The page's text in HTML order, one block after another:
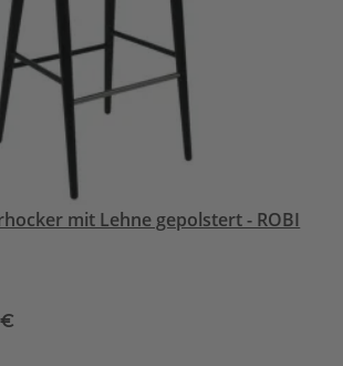
mit Lehne gepolstert - ROBI